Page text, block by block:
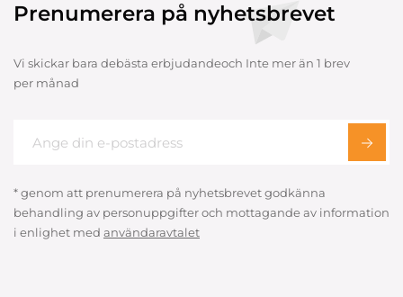
Prenumerera på nyhetsbrevet
Vi skickar bara debästa erbjudandeoch Inte mer än 1 brev
per månad
* genom att prenumerera på nyhetsbrevet godkänna
behandling av personuppgifter och mottagande av information
i enlighet med användaravtalet